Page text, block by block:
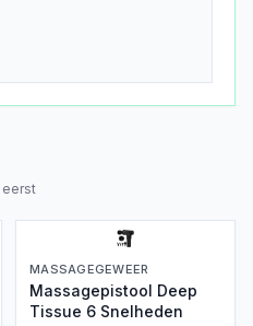
eerst
MASSAGEGEWEER
Massagepistool Deep
Tissue 6 Snelheden